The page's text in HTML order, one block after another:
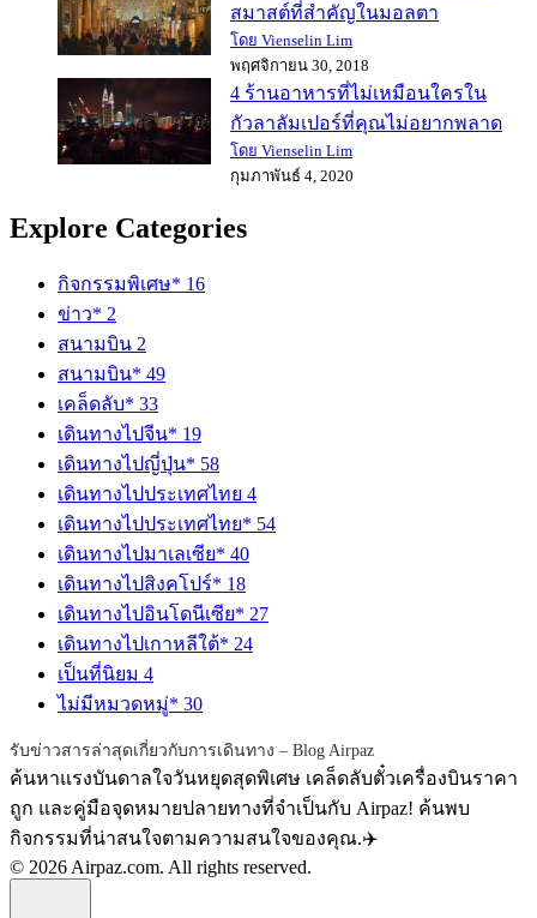
สมาสต์ที่สำคัญในมอลตา
โดย Vienselin Lim
พฤศจิกายน 30, 2018
4 ร้านอาหารที่ไม่เหมือนใครใน
กัวลาลัมเปอร์ที่คุณไม่อยากพลาด
โดย Vienselin Lim
กุมภาพันธ์ 4, 2020
Explore Categories
กิจกรรมพิเศษ* 16
ข่าว* 2
สนามบิน 2
สนามบิน* 49
เคล็ดลับ* 33
เดินทางไปจีน* 19
เดินทางไปญี่ปุ่น* 58
เดินทางไปประเทศไทย 4
เดินทางไปประเทศไทย* 54
เดินทางไปมาเลเซีย* 40
เดินทางไปสิงคโปร์* 18
เดินทางไปอินโดนีเซีย* 27
เดินทางไปเกาหลีใต้* 24
เป็นที่นิยม 4
ไม่มีหมวดหมู่* 30
รับข่าวสารล่าสุดเกี่ยวกับการเดินทาง – Blog Airpaz
ค้นหาแรงบันดาลใจวันหยุดสุดพิเศษ เคล็ดลับตั๋วเครื่องบินราคา
ถูก และคู่มือจุดหมายปลายทางที่จำเป็นกับ Airpaz! ค้นพบ
กิจกรรมที่น่าสนใจตามความสนใจของคุณ.✈️
© 2026 Airpaz.com. All rights reserved.